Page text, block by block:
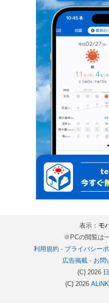
表示： モ
※PCの閲覧は
利用規約 - プライバシー
広告掲載- お問
(C) 2026
(C) 2026